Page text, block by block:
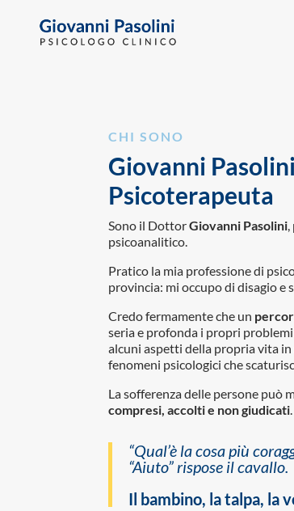
CHI SONO
Giovanni
Psicoterapeuta
Sono il DottorGiovanni Pasolini
psicoanalitico.
Pratico la mia professione di
provincia: mi occupo di disagio e
Credo fermamente che un
seria e profonda i propri
alcuni aspetti della propria vita
fenomeni psicologici che
La sofferenza delle persone può
compresi, accolti e non giudicati.
“Qual’è la cosa più
“Aiuto” rispose il cavallo.
Il bambino, la talpa, la